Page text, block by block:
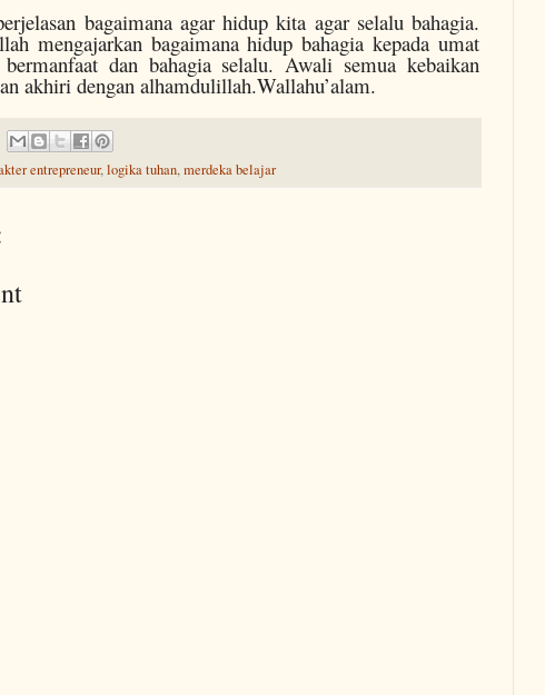
bagaimana agar hidup kita agar selalu bahagia.
mengajarkan bagaimana hidup bahagia kepada umat
dan bahagia selalu. Awali semua kebaikan
akhiri dengan alhamdulillah.Wallahu’alam.
entrepreneur,logika tuhan,merdeka belajar